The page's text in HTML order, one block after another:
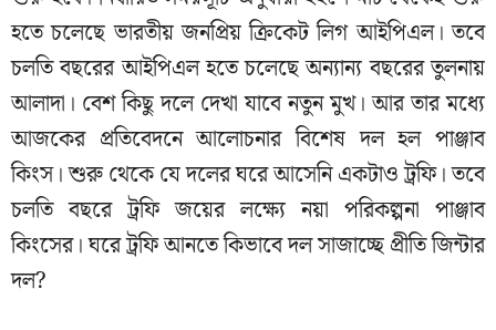
হতে চলেছে ভারতীয় জনপ্রিয় ক্রিকেট লিগ আইপিএল। তবে
চলতি বছরের আইপিএল হতে চলেছে অন্যান্য বছরের তুলনায়
আলাদা। বেশ কিছু দলে দেখা যাবে নতুন মুখ। আর তার মধ্যে
আজকের প্রতিবেদনে আলোচনার বিশেষ দল হল পাঞ্জাব
কিংস। শুরু থেকে যে দলের ঘরে আসেনি একটাও ট্রফি। তবে
চলতি বছরে ট্রফি জয়ের লক্ষ্যে নয়া পরিকল্পনা পাঞ্জাব
কিংসের। ঘরে ট্রফি আনতে কিভাবে দল সাজাচ্ছে প্রীতি জিন্টার
দল?